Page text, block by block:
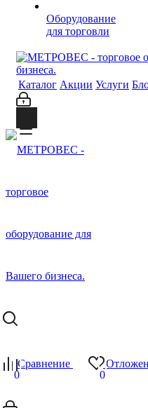
Оборудование
для торговли
Каталог Акции Услуги
Сравнение
0
0